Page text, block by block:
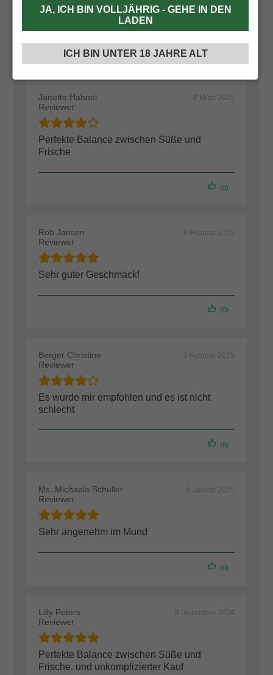
Janette Hähnel
Reviewer
8 März 2025
Perfekte Balance zwischen Süße und
Frische
(0)
Rob Jansen
Reviewer
8 Februar 2025
Sehr guter Geschmack!
(0)
Berger Christine
Reviewer
2 Februar 2025
Es wurde mir empfohlen und es ist nicht
schlecht
(0)
Ms. Michaela Schuller
Reviewer
5 Januar 2025
Sehr angenehm im Mund
(0)
Lilly Peters
Reviewer
8 Dezember 2024
Perfekte Balance zwischen Süße und
Frische. und unkomplizierter Kauf
JA, ICH BIN VOLLJÄHRIG - GEHE IN DEN
LADEN
ICH BIN UNTER 18 JAHRE ALT